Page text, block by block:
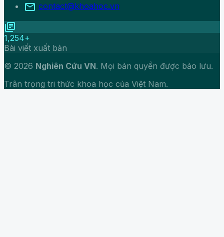
mail contact@khoahoc.vn
library_books
1,254+
Bài viết xuất bản
© 2026 Nghiên Cứu VN. Mọi bản quyền được bảo lưu.
Trân trọng tri thức khoa học của Việt Nam.